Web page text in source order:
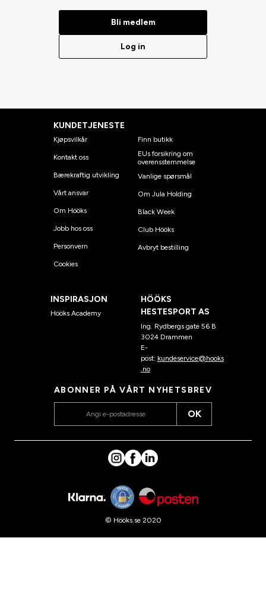
Bli medlem
Log in
KUNDETJENESTE
Kjøpsvilkår
Kontakt oss
Bærekraftig utvikling
Vårt ansvar
Om Hööks
Jobb hos oss
Personvern
Cookies
Finn butikk
EUs forsikring om
overensstemmelse
Vanlige spørsmål
Om Jula Holding
Black Week
Club Hööks
Avbryt bestilling
INSPIRASJON
Hööks Academy
HÖÖKS
HESTESPORT AS
Ing. Rydbergs gate 56 B
3024 Drammen
E-
post: kundeservice@hooks
.no
ABONNER PÅ VÅRT NYHETSBREV
OK
© Hööks.se 2020